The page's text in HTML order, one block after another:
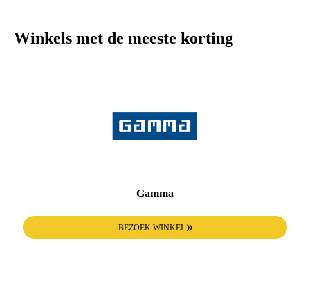
Winkels met de meeste korting
Gamma
BEZOEK WINKEL